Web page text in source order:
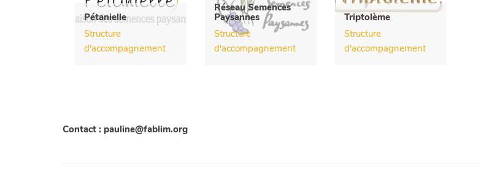
Pétanielle
Structure
d'accompagnement
Réseau Semences
Paysannes
Structure
d'accompagnement
Triptolème
Structure
d'accompagnement
Contact : pauline@fablim.org